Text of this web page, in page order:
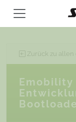
Zurück zu allen
Emobility